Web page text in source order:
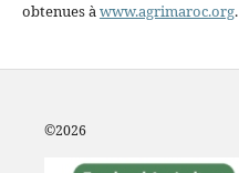
obtenues àwww.agrimaroc.org.
©2026